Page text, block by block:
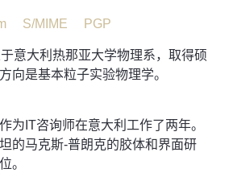
S/MIME PGP
意大利热那亚大学物理系，取得硕
向是基本粒子实验物理学。
为IT咨询师在意大利工作了两年。
的马克斯-普朗克的胶体和界面研
。